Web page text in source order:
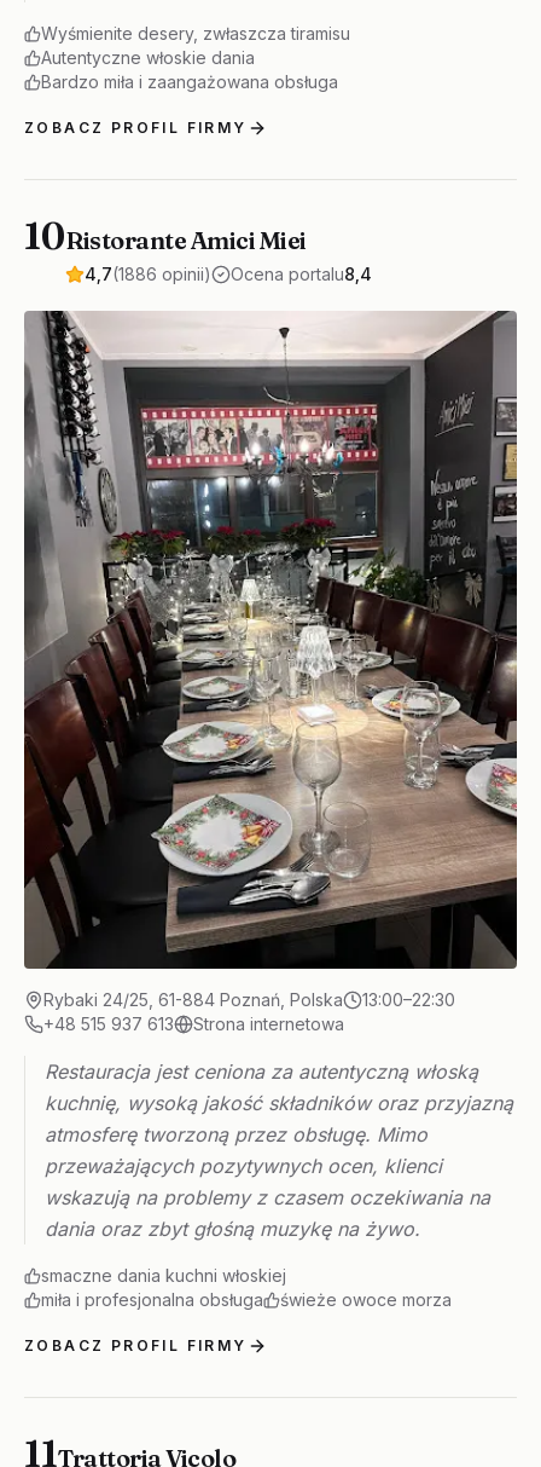
Wyśmienite desery, zwłaszcza tiramisu
Autentyczne włoskie dania
Bardzo miła i zaangażowana obsługa
ZOBACZ PROFIL FIRMY
10Ristorante Amici Miei
4,7(1886 opinii) Ocena portalu8,4
Rybaki 24/25, 61-884 Poznań, Polska
13:00–22:30
+48 515 937 613
Strona internetowa
Restauracja jest ceniona za autentyczną włoską
kuchnię, wysoką jakość składników oraz przyjazną
atmosferę tworzoną przez obsługę. Mimo
przeważających pozytywnych ocen, klienci
wskazują na problemy z czasem oczekiwania na
dania oraz zbyt głośną muzykę na żywo.
smaczne dania kuchni włoskiej
miła i profesjonalna obsługa
świeże owoce morza
ZOBACZ PROFIL FIRMY
11Trattoria Vicolo